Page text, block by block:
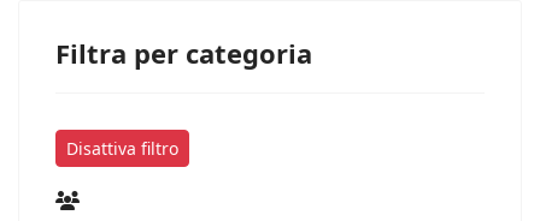
Filtra per categoria
Disattiva filtro